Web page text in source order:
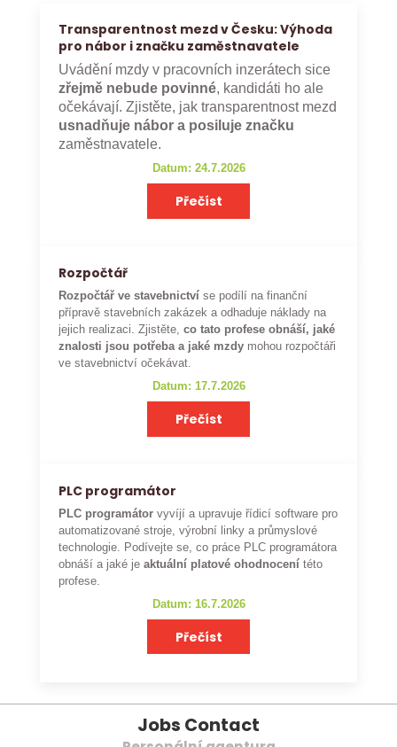
Transparentnost mezd v Česku: Výhoda
pro nábor i značku zaměstnavatele
Uvádění mzdy v pracovních inzerátech sice
zřejmě nebude povinné, kandidáti ho ale
očekávají. Zjistěte, jak transparentnost mezd
usnadňuje nábor a posiluje značku
zaměstnavatele.
Datum: 24.7.2026
Přečíst
Rozpočtář
Rozpočtář ve stavebnictví se podílí na finanční
přípravě stavebních zakázek a odhaduje náklady na
jejich realizaci. Zjistěte,co tato profese obnáší, jaké
znalosti jsou potřeba a jaké mzdy mohou rozpočtáři
ve stavebnictví očekávat.
Datum: 17.7.2026
Přečíst
PLC programátor
PLC programátor vyvíjí a upravuje řídicí software pro
automatizované stroje, výrobní linky a průmyslové
technologie. Podívejte se, co práce PLC programátora
obnáší a jaké je aktuální platové ohodnocení této
profese.
Datum: 16.7.2026
Přečíst
Jobs Contact